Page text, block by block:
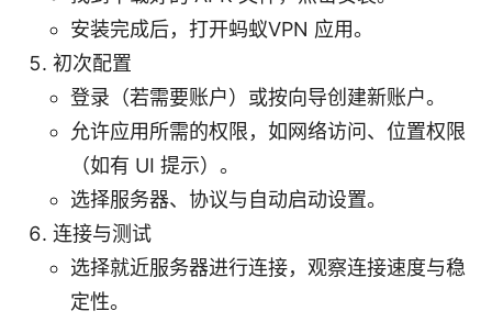
安装完成后，打开蚂蚁VPN 应用。
初次配置
登录（若需要账户）或按向导创建新账户。
允许应用所需的权限，如网络访问、位置权限
（如有 UI 提示）。
选择服务器、协议与自动启动设置。
连接与测试
选择就近服务器进行连接，观察连接速度与稳
定性。